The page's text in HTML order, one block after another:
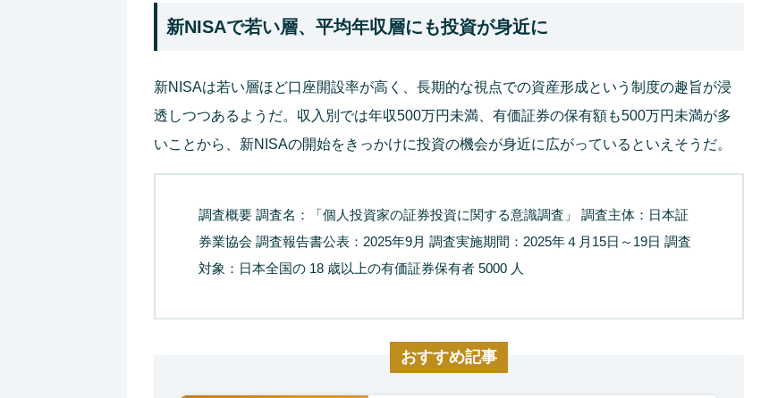
新NISAで若い層、平均年収層にも投資が身近に
新NISAは若い層ほど口座開設率が高く、長期的な視点での資産形成という制度の趣旨が浸
透しつつあるようだ。収入別では年収500万円未満、有価証券の保有額も500万円未満が多
いことから、新NISAの開始をきっかけに投資の機会が身近に広がっているといえそうだ。
調査概要 調査名：「個人投資家の証券投資に関する意識調査」 調査主体：日本証
券業協会 調査報告書公表：2025年9月 調査実施期間：2025年４月15日～19日 調査
対象：日本全国の 18 歳以上の有価証券保有者 5000 人
おすすめ記事